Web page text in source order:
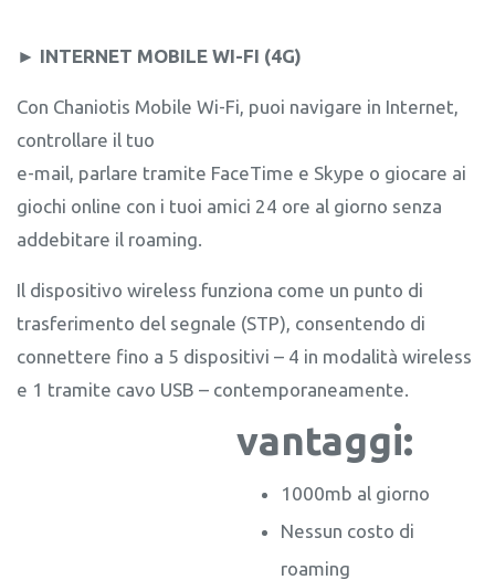
► INTERNET MOBILE WI-FI (4G)
Con Chaniotis Mobile Wi-Fi, puoi navigare in Internet,
controllare il tuo
e-mail, parlare tramite FaceTime e Skype o giocare ai
giochi online con i tuoi amici 24 ore al giorno senza
addebitare il roaming.
Il dispositivo wireless funziona come un punto di
trasferimento del segnale (STP), consentendo di
connettere fino a 5 dispositivi – 4 in modalità wireless
e 1 tramite cavo USB – contemporaneamente.
vantaggi:
1000mb al giorno
Nessun costo di
roaming